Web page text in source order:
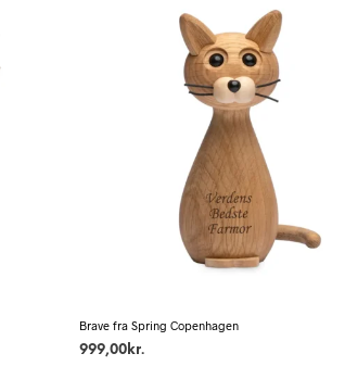
Brave fra Spring Copenhagen
999,00kr.